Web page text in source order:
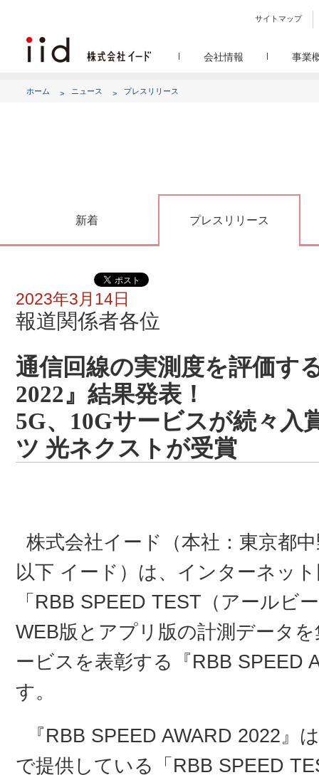
サイトマップ
会社情報
アク
事業
ホーム ニュース プレスリリース
新着 プレスリリース
2023年3月14日
報道関係者各位
通信回線の実測度を評価す
2022』結果発表！
5G、10Gサービスが続々入
ツ 光ネクストが受賞
株式会社イード（本社：東京都
以下 イード）は、インターネッ
「RBB SPEED TEST（アールビ
WEB版とアプリ版の計測データ
ービスを表彰する『RBB SPEED
す。
『RBB SPEED AWARD 2022』
で提供している「RBB SPEED